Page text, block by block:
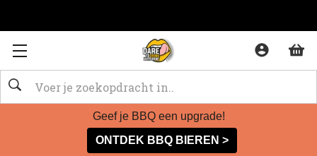
Zoeken
Geef je BBQ een upgrade!
ONTDEK BBQ BIEREN >